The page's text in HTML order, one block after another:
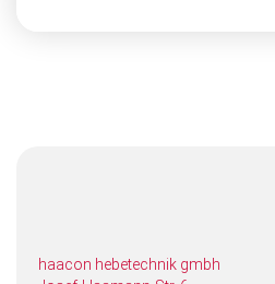
haacon hebetechnik gmbh